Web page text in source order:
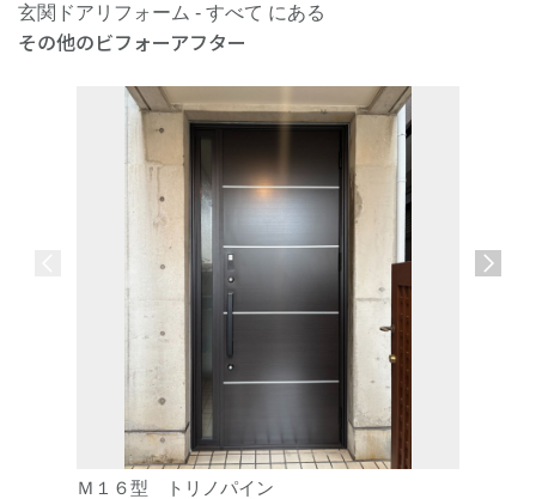
玄関ドアリフォーム - すべて にある
その他のビフォーアフター
Ｍ１６型 トリノパイン